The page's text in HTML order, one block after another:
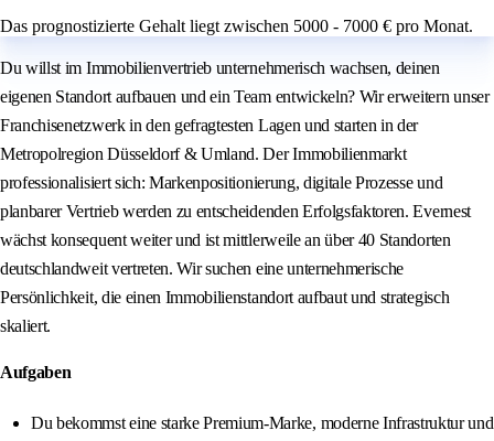
Das prognostizierte Gehalt liegt zwischen 5000 - 7000 € pro Monat.
Du willst im Immobilienvertrieb unternehmerisch wachsen, deinen
eigenen Standort aufbauen und ein Team entwickeln? Wir erweitern unser
Franchisenetzwerk in den gefragtesten Lagen und starten in der
Metropolregion Düsseldorf & Umland. Der Immobilienmarkt
professionalisiert sich: Markenpositionierung, digitale Prozesse und
planbarer Vertrieb werden zu entscheidenden Erfolgsfaktoren. Evernest
wächst konsequent weiter und ist mittlerweile an über 40 Standorten
deutschlandweit vertreten. Wir suchen eine unternehmerische
Persönlichkeit, die einen Immobilienstandort aufbaut und strategisch
skaliert.
Aufgaben
Du bekommst eine starke Premium-Marke, moderne Infrastruktur und